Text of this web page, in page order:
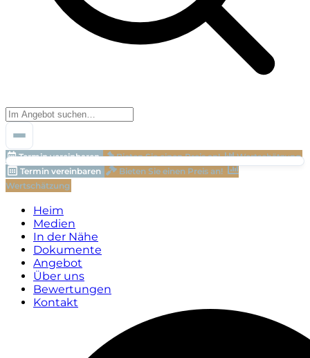
Termin vereinbaren Bieten Sie einen Preis an!
Wertschätzung
Termin vereinbaren
Bieten Sie einen Preis an!
Wertschätzung
Heim
Medien
In der Nähe
Dokumente
Angebot
Über uns
Bewertungen
Kontakt